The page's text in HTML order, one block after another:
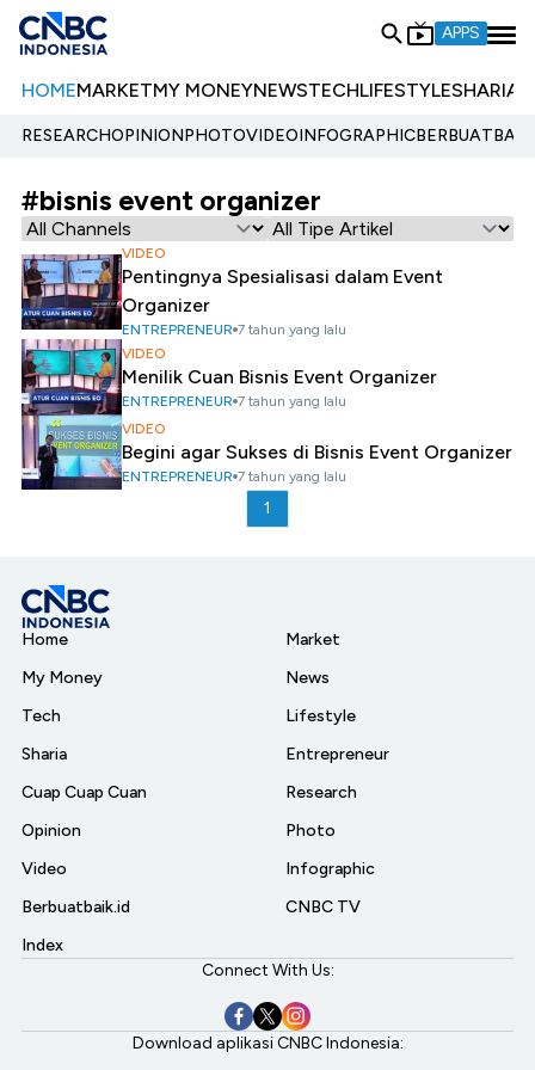
APPS
HOMEMARKETMY MONEYNEWSTECHLIFESTYLESHARIA
RESEARCHOPINIONPHOTOVIDEOINFOGRAPHIC
#bisnis event organizer
VIDEO
Pentingnya Spesialisasi dalam Event
Organizer
ENTREPRENEUR 7 tahun yang lalu
VIDEO
Menilik Cuan Bisnis Event Organizer
ENTREPRENEUR 7 tahun yang lalu
VIDEO
Begini agar Sukses di Bisnis Event Organizer
ENTREPRENEUR 7 tahun yang lalu
1
Home
My Money
Tech
Sharia
Cuap Cuap Cuan
Opinion
Video
Berbuatbaik.id
Index
Market
News
Lifestyle
Entrepreneur
Research
Photo
Infographic
CNBC TV
Connect With Us:
Download aplikasi CNBC Indonesia: